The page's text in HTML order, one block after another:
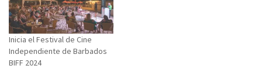
Inicia el Festival de Cine
Independiente de Barbados
BIFF 2024